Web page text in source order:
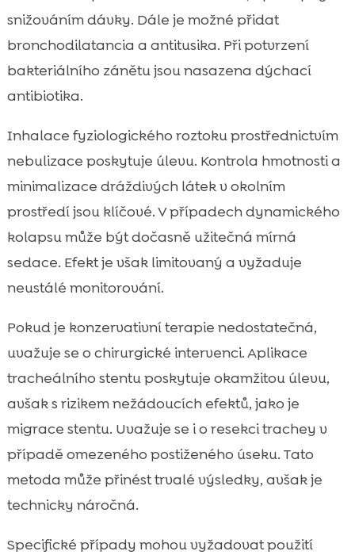
snižováním dávky. Dále je možné přidat
bronchodilatancia a antitusika. Při potvrzení
bakteriálního zánětu jsou nasazena dýchací
antibiotika.
Inhalace fyziologického roztoku prostřednictvím
nebulizace poskytuje úlevu. Kontrola hmotnosti a
minimalizace dráždivých látek v okolním
prostředí jsou klíčové. V případech dynamického
kolapsu může být dočasně užitečná mírná
sedace. Efekt je však limitovaný a vyžaduje
neustálé monitorování.
Pokud je konzervativní terapie nedostatečná,
uvažuje se o chirurgické intervenci. Aplikace
tracheálního stentu poskytuje okamžitou úlevu,
avšak s rizikem nežádoucích efektů, jako je
migrace stentu. Uvažuje se i o resekci trachey v
případě omezeného postiženého úseku. Tato
metoda může přinést trvalé výsledky, avšak je
technicky náročná.
Specifické případy mohou vyžadovat použití